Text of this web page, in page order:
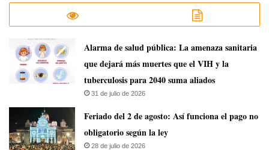
​Alarma de salud pública: La amenaza sanitaria
que dejará más muertes que el VIH y la
tuberculosis para 2040 suma aliados
31 de julio de 2026
Feriado del 2 de agosto: Así funciona el pago no
obligatorio según la ley
28 de julio de 2026